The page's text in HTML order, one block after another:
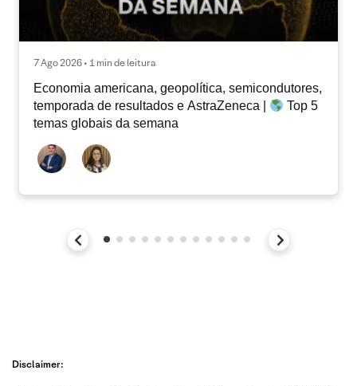
7 Ago 2026 • 1 min de leitura
Economia americana, geopolítica, semicondutores,
temporada de resultados e AstraZeneca |
Top 5
temas globais da semana
Disclaimer: